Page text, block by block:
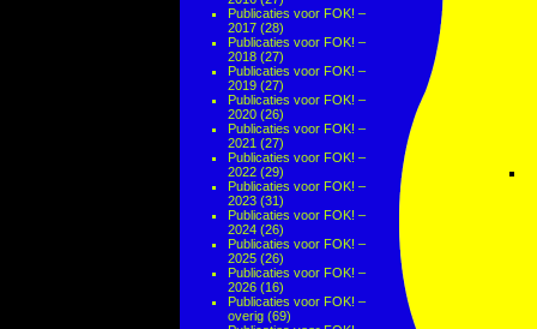
Publicaties voor FOK! –
2017 (28)
Publicaties voor FOK! –
2018 (27)
Publicaties voor FOK! –
2019 (27)
Publicaties voor FOK! –
2020 (26)
Publicaties voor FOK! –
2021 (27)
Publicaties voor FOK! –
2022 (29)
Publicaties voor FOK! –
2023 (31)
Publicaties voor FOK! –
2024 (26)
Publicaties voor FOK! –
2025 (26)
Publicaties voor FOK! –
2026 (16)
Publicaties voor FOK! –
overig (69)